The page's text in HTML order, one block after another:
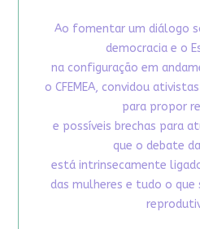
Ao fomentar um diálogo
democracia e o
na configuração em
o CFEMEA, convidou
para propor
e possíveis brechas para
que o debate
está intrinsecamente
das mulheres e tudo o